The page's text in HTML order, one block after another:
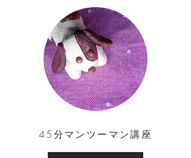
45分マンツーマン講座